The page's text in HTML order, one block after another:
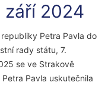
2024
Petra Pavla do
rady státu, 7.
se ve Strakově
Pavla uskutečnila